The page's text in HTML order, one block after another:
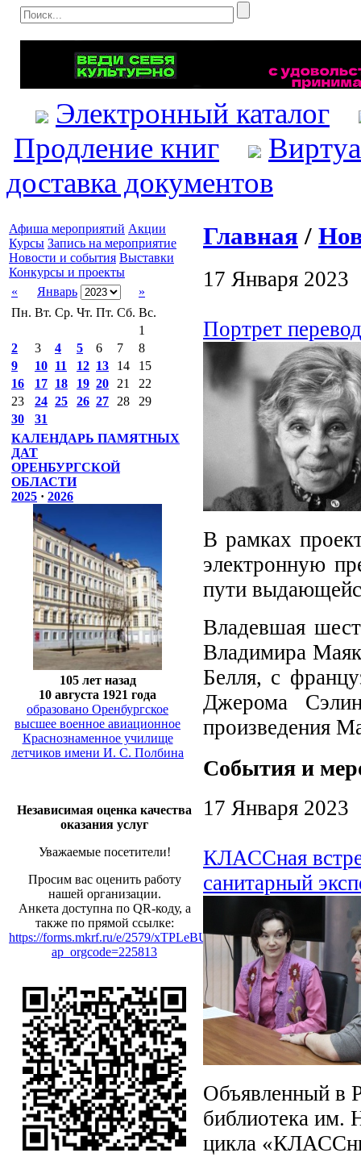
Электронный каталог
Продление книг
доставка документов
Афиша мероприятий Акции
Курсы Запись на мероприятие
Новости и события Выставки
Конкурсы и проекты
«
Январь
»
Пн. Вт. Ср. Чт. Пт. Сб. Вс.
1
2
3 4 5 6 7
8
9
10 11 12 13 14
15
16
17 18 19 20 21
22
23
24 25 26 27 28
29
30
31
КАЛЕНДАРЬ ПАМЯТНЫХ
ДАТ
ОРЕНБУРГСКОЙ
ОБЛАСТИ
2025 · 2026
105 лет назад
10 августа 1921 года
образовано Оренбургское
высшее военное авиационное
Краснознаменное училище
летчиков имени И. С. Полбина
Независимая оценка качества
оказания услуг
Уважаемые посетители!
Просим вас оценить работу
нашей организации.
Анкета доступна по QR-коду, а
также по прямой ссылке:
https://forms.mkrf.ru/e/2579/xTPLeBU7/?
ap_orgcode=225813
Главная /
17 Января 2023
Портрет
В рамках
электронную
пути
Владевшая
Владимира
Белля, с
Джерома
произведения
События и
17 Января 2023
КЛАССная
санитарный
Объявленный в
библиотека им.
цикла